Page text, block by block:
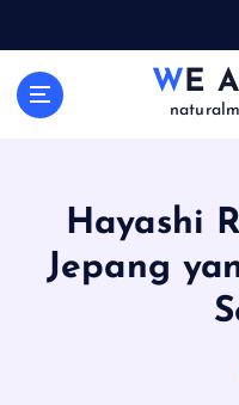
WE
Hayashi
Jepang